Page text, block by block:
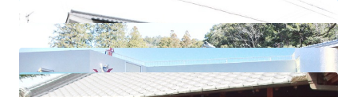
橋本自行車租借站
Iseya
Solmare 南紀莊
農家民泊 松山